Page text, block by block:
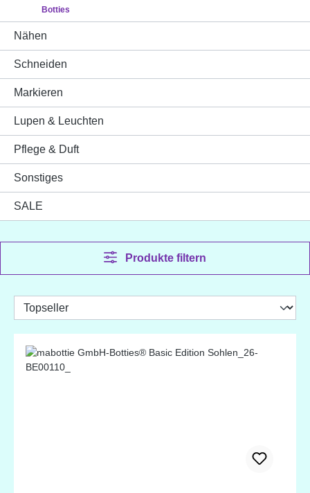
Botties
Nähen
Schneiden
Markieren
Lupen & Leuchten
Pflege & Duft
Sonstiges
SALE
Produkte filtern